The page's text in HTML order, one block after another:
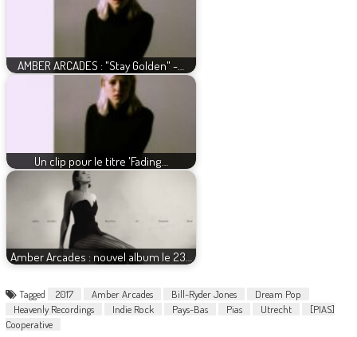
AMBER ARCADES : "Stay Golden" -…
Un clip pour le titre 'Fading…
Amber Arcades : nouvel album le 23…
Tagged 2017 Amber Arcades Bill-Ryder Jones
Dream Pop
Heavenly Recordings
Indie Rock Pays-Bas Pias Utrecht
[PIAS]
Cooperative